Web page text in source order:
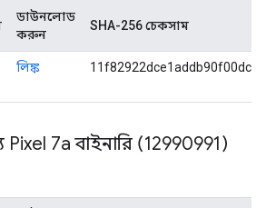
ডাউনলোড
করুন
SHA-256 চেকসাম
লিঙ্ক
7a বাইনারি (12990991)